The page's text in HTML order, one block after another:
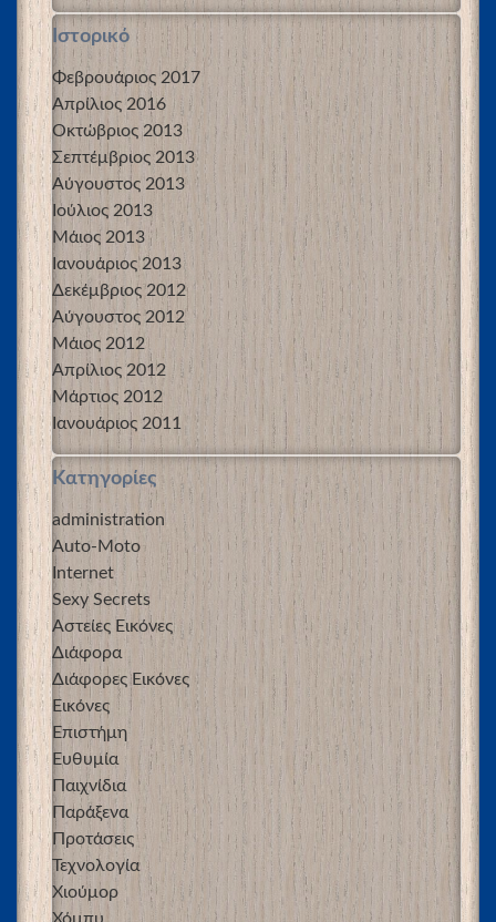
Ιστορικό
Φεβρουάριος 2017
Απρίλιος 2016
Οκτώβριος 2013
Σεπτέμβριος 2013
Αύγουστος 2013
Ιούλιος 2013
Μάιος 2013
Ιανουάριος 2013
Δεκέμβριος 2012
Αύγουστος 2012
Μάιος 2012
Απρίλιος 2012
Μάρτιος 2012
Ιανουάριος 2011
Kατηγορίες
administration
Auto-Moto
Internet
Sexy Secrets
Αστείες Εικόνες
Διάφορα
Διάφορες Εικόνες
Εικόνες
Επιστήμη
Ευθυμία
Παιχνίδια
Παράξενα
Προτάσεις
Τεχνολογία
Χιούμορ
Χόμπυ